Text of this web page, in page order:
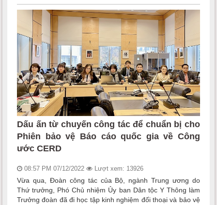
Dấu ấn từ chuyến công tác để chuẩn bị cho
Phiên bảo vệ Báo cáo quốc gia về Công
ước CERD
08:57 PM 07/12/2022 Lượt xem: 13926
Vừa qua, Đoàn công tác của Bộ, ngành Trung ương do
Thứ trưởng, Phó Chủ nhiệm Ủy ban Dân tộc Y Thông làm
Trưởng đoàn đã đi học tập kinh nghiệm đối thoại và bảo vệ